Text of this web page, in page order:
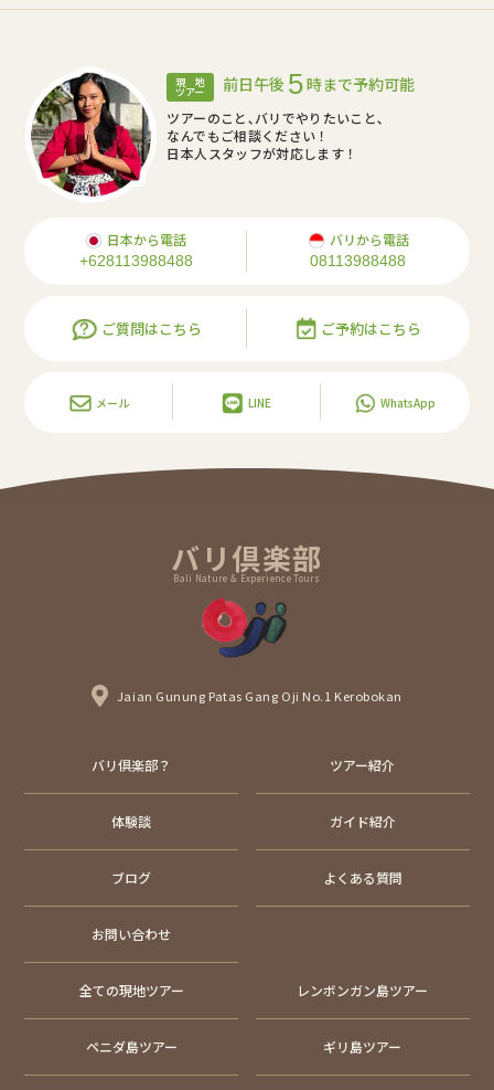
現 地
ツアー 前日午後 5時まで予約可能
ツアーのこと､バリでやりたいこと､
なんでもご相談ください！
日本人スタッフが対応します！
日本から電話
+628113988488
バリから電話
08113988488
ご質問はこちら ご予約はこちら
メール LINE WhatsApp
バリ倶楽部
Bali Nature & Experience Tours
Jaian Gunung Patas Gang Oji No.1 Kerobokan
バリ倶楽部？ ツアー紹介
体験談 ガイド紹介
ブログ よくある質問
お問い合わせ
全ての現地ツアー レンボンガン島ツアー
ペニダ島ツアー ギリ島ツアー